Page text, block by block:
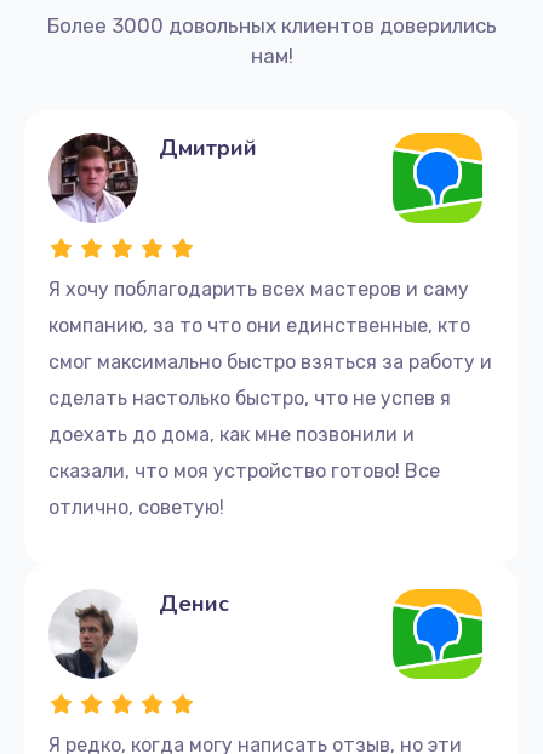
Более 3000 довольных клиентов доверились
нам!
Я хочу поблагодарить всех мастеров и саму
компанию, за то что они единственные, кто
смог максимально быстро взяться за работу и
сделать настолько быстро, что не успев я
доехать до дома, как мне позвонили и
сказали, что моя устройство готово! Все
отлично, советую!
Дмитрий
Я редко, когда могу написать отзыв, но эти
Денис